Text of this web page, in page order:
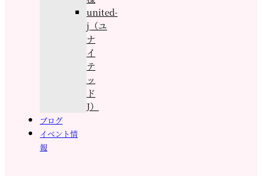
united-
j（ユ
ナ
イ
テ
ッ
ド
J）
ブログ
イベント情
報